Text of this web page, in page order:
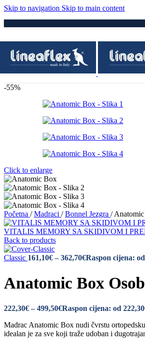
Skip to navigation Skip to main content
-55%
Click to enlarge
Početna / Madraci / Bonnel Jezgra /
VITALIS MEMORY SA SKIDIVOM I
Back to products
Classic 161,10€ – 362,70€Raspon cijena:
Anatomic Box
222,30€ – 499,50€Raspon cijena: od
Madrac Anatomic Box nudi čvrstu
idealan je za sve koji traže udoban i